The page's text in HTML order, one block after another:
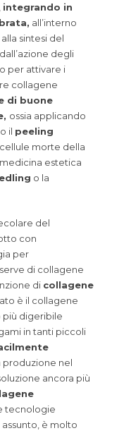
integrando in
all’interno
sintesi del
degli
per attivare i
collagene
di buone
ossia applicando
il peeling
morte della
estetica
o la
del
con
per
di collagene
di collagene
è il collagene
più digeribile
in tanti piccoli
produzione nel
ancora più
tecnologie
è molto